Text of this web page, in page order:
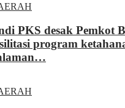
PKS desak Pemkot
program